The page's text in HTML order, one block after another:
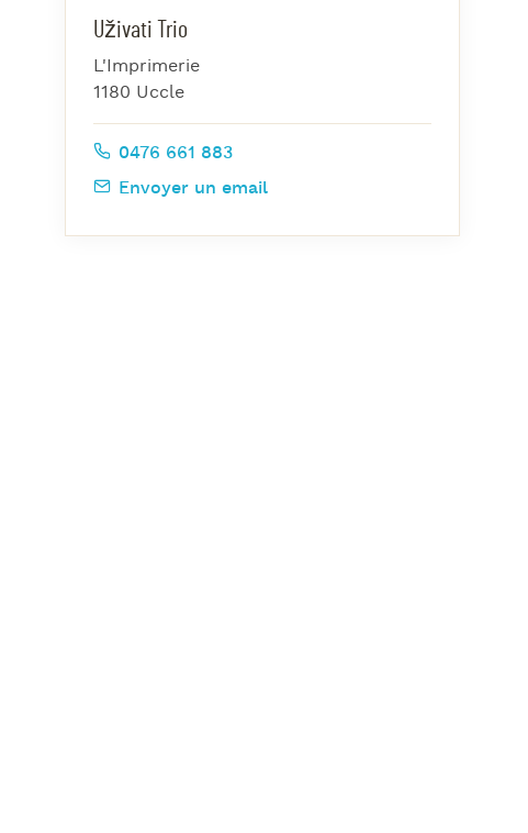
Les Midis-Jazz
Jazz au Pavillon
Jazz & Jam at CBG
Uživati Trio
L'Imprimerie
1180 Uccle
0476 661 883
Envoyer un email